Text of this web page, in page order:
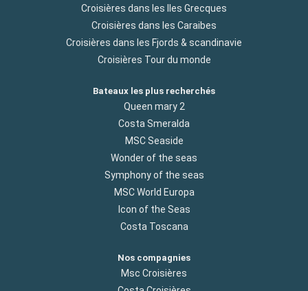
Croisières dans les Iles Grecques
Croisières dans les Caraibes
Croisières dans les Fjords & scandinavie
Croisières Tour du monde
Bateaux les plus recherchés
Queen mary 2
Costa Smeralda
MSC Seaside
Wonder of the seas
Symphony of the seas
MSC World Europa
Icon of the Seas
Costa Toscana
Nos compagnies
Msc Croisières